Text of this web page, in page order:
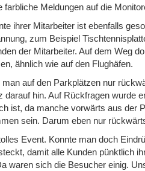
farbliche Meldungen auf die
ihrer Mitarbeiter ist ebenfalls
zum Beispiel
der Mitarbeiter. Auf dem Weg
ähnlich wie auf den Flughäfen.
auf den Parkplätzen nur
darauf hin. Auf Rückfragen wurde
ist, da manche vorwärts aus
sein. Darum eben nur
Event. Konnte man doch
damit alle Kunden pünktlich
waren sich die Besucher einig.